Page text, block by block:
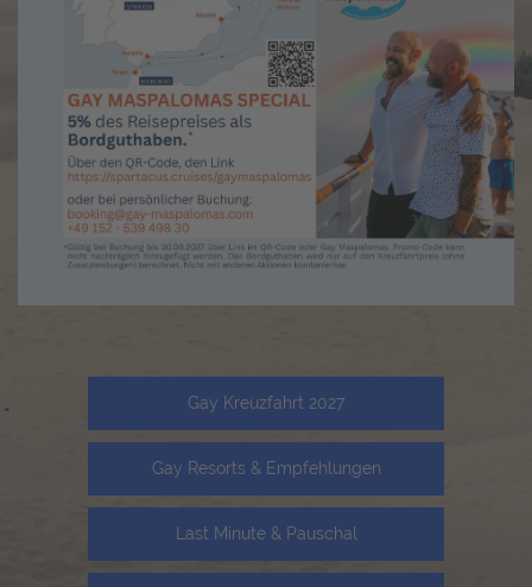
Gay Kreuzfahrt 2027
Gay Resorts & Empfehlungen
Last Minute & Pauschal